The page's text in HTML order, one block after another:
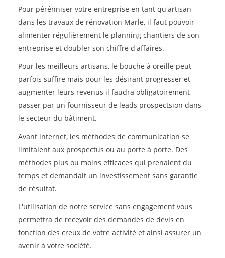
Pour pérénniser votre entreprise en tant qu'artisan
dans les travaux de rénovation Marle, il faut pouvoir
alimenter régulièrement le planning chantiers de son
entreprise et doubler son chiffre d'affaires.
Pour les meilleurs artisans, le bouche à oreille peut
parfois suffire mais pour les désirant progresser et
augmenter leurs revenus il faudra obligatoirement
passer par un fournisseur de leads prospectsion dans
le secteur du bâtiment.
Avant internet, les méthodes de communication se
limitaient aux prospectus ou au porte à porte. Des
méthodes plus ou moins efficaces qui prenaient du
temps et demandait un investissement sans garantie
de résultat.
L'utilisation de notre service sans engagement vous
permettra de recevoir des demandes de devis en
fonction des creux de votre activité et ainsi assurer un
avenir à votre société.